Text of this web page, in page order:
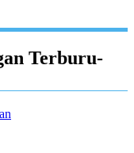
Terburu-